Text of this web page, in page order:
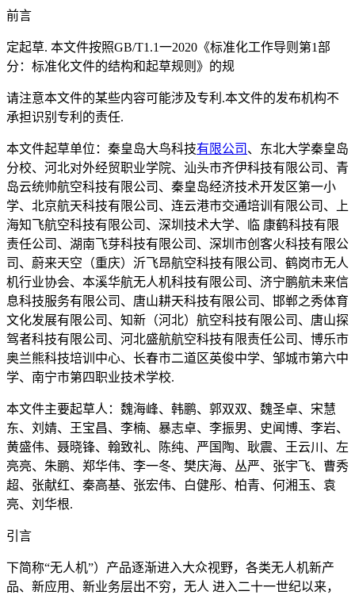
前言
定起草. 本文件按照GB/T1.1一2020《标准化工作导则第1部
分：标准化文件的结构和起草规则》的规
请注意本文件的某些内容可能涉及专利.本文件的发布机构不
承担识别专利的责任.
本文件起草单位：秦皇岛大鸟科技有限公司 、东北大学秦皇岛
分校、河北对外经贸职业学院、汕头市齐伊科技有限公司、青
岛云统帅航空科技有限公司、秦皇岛经济技术开发区第一小
学、北京航天科技有限公司、连云港市交通培训有限公司、上
海知飞航空科技有限公司、深圳技术大学、临 康鹤科技有限
责任公司、湖南飞芽科技有限公司、深圳市创客火科技有限公
司、蔚来天空（重庆）沂飞昂航空科技有限公司、鹤岗市无人
机行业协会、本溪华航无人机科技有限公司、济宁鹏航未来信
息科技服务有限公司、唐山耕天科技有限公司、邯郸之秀体育
文化发展有限公司、知新（河北）航空科技有限公司、唐山探
驾者科技有限公司、河北盛航航空科技有限责任公司、博乐市
奥兰熊科技培训中心、长春市二道区英俊中学、邹城市第六中
学、南宁市第四职业技术学校.
本文件主要起草人：魏海峰、韩鹏、郭双双、魏圣卓、宋慧
东、刘婧、王宝昌、李楠、暴志卓、李振男、史闻博、李岩、
黄盛伟、聂晓锋、翰致礼、陈纯、严国陶、耿震、王云川、左
亮亮、朱鹏、郑华伟、李一冬、樊庆海、丛严、张宇飞、曹秀
超、张献红、秦高基、张宏伟、白健彤、柏青、何湘玉、袁
亮、刘华根.
引言
下简称“无人机”）产品逐渐进入大众视野，各类无人机新产
品、新应用、新业务层出不穷，无人 进入二十一世纪以来，